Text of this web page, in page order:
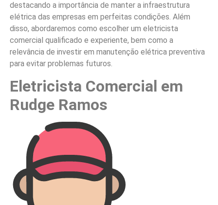
destacando a importância de manter a infraestrutura
elétrica das empresas em perfeitas condições. Além
disso, abordaremos como escolher um eletricista
comercial qualificado e experiente, bem como a
relevância de investir em manutenção elétrica preventiva
para evitar problemas futuros.
Eletricista Comercial em
Rudge Ramos